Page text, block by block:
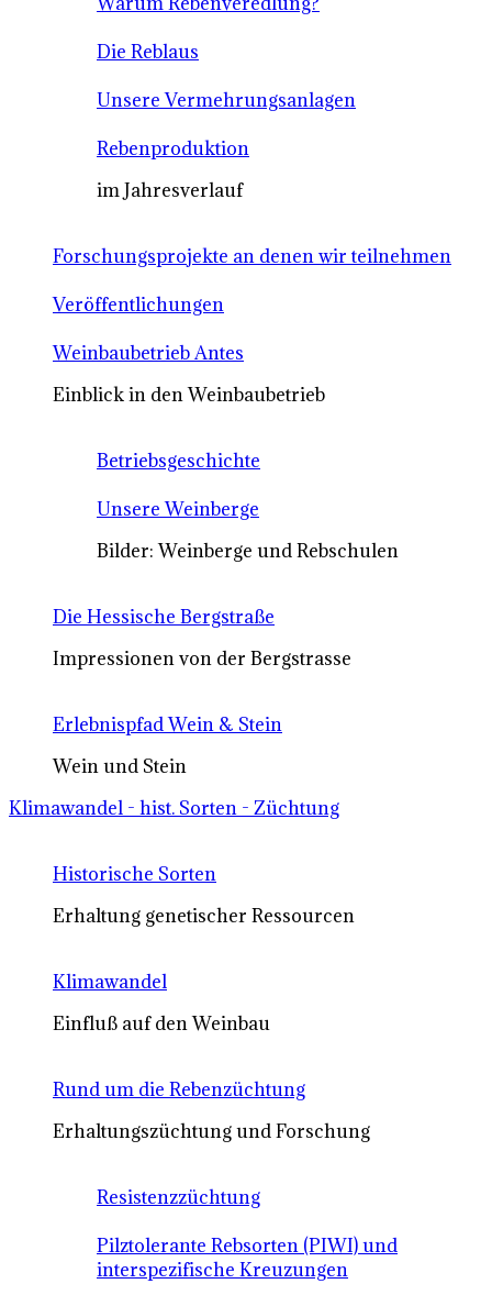
Die Reblaus
Unsere Vermehrungsanlagen
Rebenproduktion
im Jahresverlauf
Forschungsprojekte an denen wir teilnehmen
Veröffentlichungen
Weinbaubetrieb Antes
Einblick in den Weinbaubetrieb
Betriebsgeschichte
Unsere Weinberge
Bilder: Weinberge und Rebschulen
Die Hessische Bergstraße
Impressionen von der Bergstrasse
Erlebnispfad Wein & Stein
Wein und Stein
Klimawandel - hist. Sorten - Züchtung
Historische Sorten
Erhaltung genetischer Ressourcen
Klimawandel
Einfluß auf den Weinbau
Rund um die Rebenzüchtung
Erhaltungszüchtung und Forschung
Resistenzzüchtung
Pilztolerante Rebsorten (PIWI) und
interspezifische Kreuzungen